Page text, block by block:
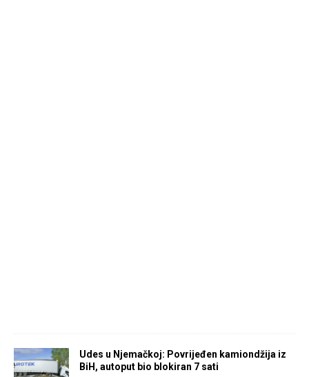
Udes u Njemačkoj: Povrijeđen kamiondžija iz
BiH, autoput bio blokiran 7 sati